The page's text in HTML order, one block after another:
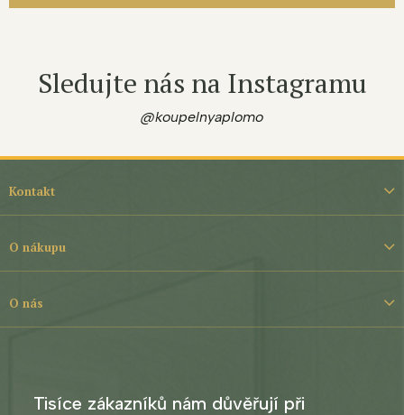
Sledujte nás na Instagramu
@koupelnyaplomo
Z
í
Kontakt
O nákupu
O nás
Tisíce zákazníků nám důvěřují při